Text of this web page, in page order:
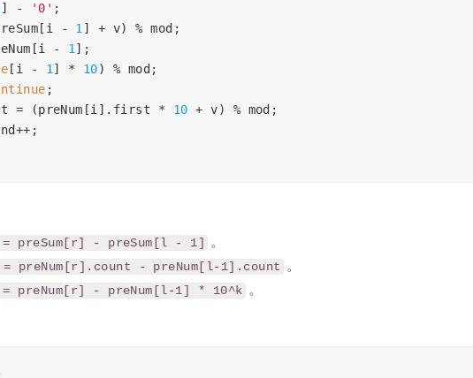
] - '0' ;
[ i - 1 ] + v) % mod ;
[i - 1 ];
[ i - 1 ] * 10) % mod ;
;
= (preNum [i ]. first * 10 + v) % mod ;
++ ;
= preSum[r] - preSum[l - 1]
。
= preNum[r].count - preNum[l-1].count 。
preNum[r] - preNum[l-1] * 10^k 。